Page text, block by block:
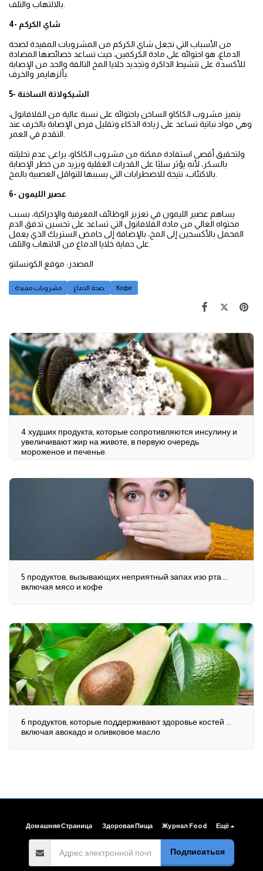
4- شاي الكركم
من الأسباب التي تجعل شاي الكركم من المشروبات المفيدة لصحة
الدماغ، هو احتوائه على مادة الكركمين، حيث تساعد خصائصها المضادة
للأكسدة على تنشيط الذاكرة وتجديد خلايا المخ التالفة والحد من الإصابة
5- الشيكولاتة الساخنة
يتميز مشروب الكاكاو الساخن باحتوائه على نسبة عالية من الفلافانول،
وهي مواد نباتية تساعد على زيادة الذكاء وتقليل فرص الإصابة بالخرف عند
ولتحقيق أقصى استفادة ممكنة من مشروب الكاكاو، يراعى عدم تحليلته
بالسكر، لأنه يؤثر سلبًا على القدرات العقلية ويزيد من خطر الإصابة
6- عصير الليمون
يساهم عصير الليمون في تعزيز الوظائف المعرفية والإدراكية، بسبب
محتواه العالي من مادة الفلافانول التي تساعد على تحسين تدفق الدم
المحمل بالأكسجين إلى المخ، بالإضافة إلى حامض الستريك الذي يعمل
المصدر: موقع الكونسلتو
مشروبات مفيدة صحة الدماغ Кофе
4 худших продукта, которые сопротивляются инсулину и
увеличивают жир на животе, в первую очередь
мороженое и печенье.
5 продуктов, вызывающих неприятный запах изо рта ...
включая мясо и кофе
6 продуктов, которые поддерживают здоровье костей ...
включая авокадо и оливковое масло
Домашняя Страница Здоровая Пища Журнал Food Ещё
Подписаться